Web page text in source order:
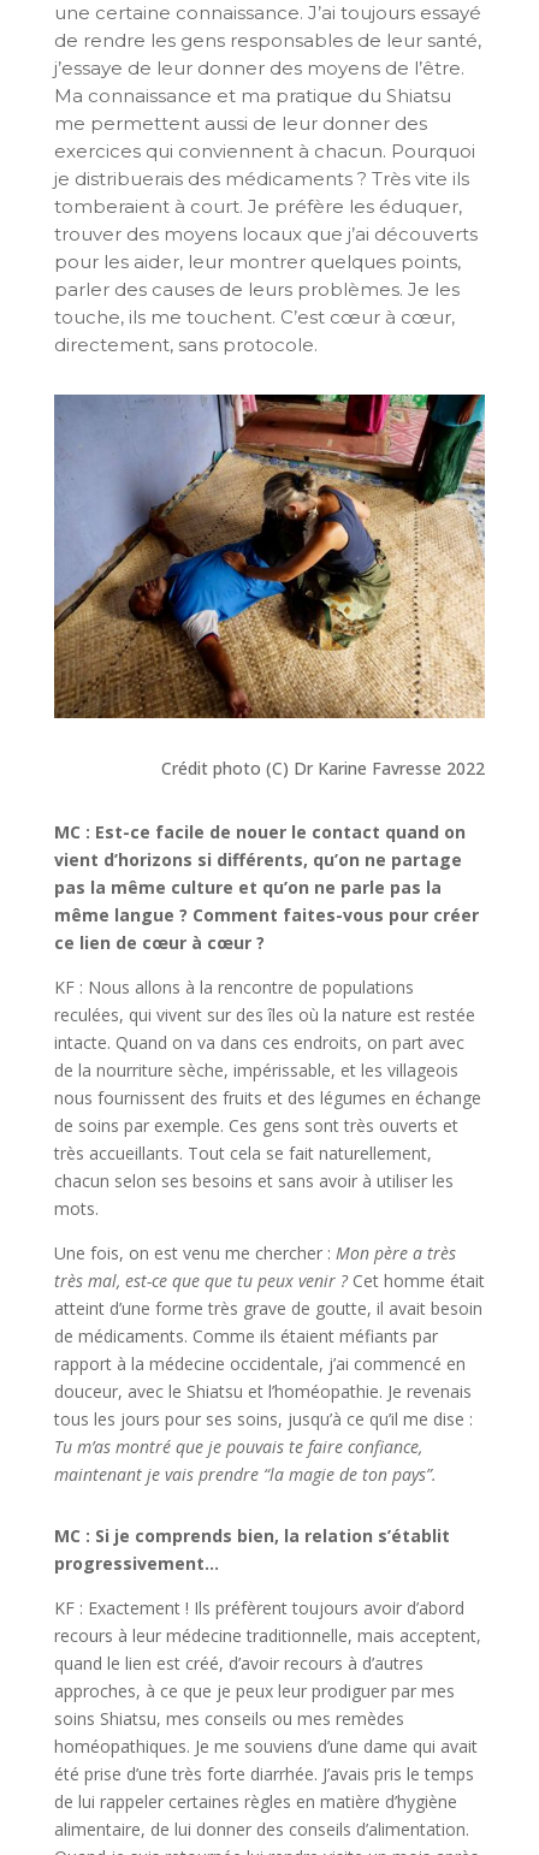
une certaine connaissance. J’ai toujours essayé
de rendre les gens responsables de leur santé,
j’essaye de leur donner des moyens de l’être.
Ma connaissance et ma pratique du Shiatsu
me permettent aussi de leur donner des
exercices qui conviennent à chacun. Pourquoi
je distribuerais des médicaments ? Très vite ils
tomberaient à court. Je préfère les éduquer,
trouver des moyens locaux que j’ai découverts
pour les aider, leur montrer quelques points,
parler des causes de leurs problèmes. Je les
touche, ils me touchent. C’est cœur à cœur,
directement, sans protocole.
Crédit photo (C) Dr Karine Favresse 2022
MC : Est-ce facile de nouer le contact quand on
vient d’horizons si différents, qu’on ne partage
pas la même culture et qu’on ne parle pas la
même langue ? Comment faites-vous pour créer
ce lien de cœur à cœur ?
KF : Nous allons à la rencontre de populations
reculées, qui vivent sur des îles où la nature est restée
intacte. Quand on va dans ces endroits, on part avec
de la nourriture sèche, impérissable, et les villageois
nous fournissent des fruits et des légumes en échange
de soins par exemple. Ces gens sont très ouverts et
très accueillants. Tout cela se fait naturellement,
chacun selon ses besoins et sans avoir à utiliser les
mots.
Une fois, on est venu me chercher : Mon père a très
très mal, est-ce que que tu peux venir ?Cet homme était
atteint d’une forme très grave de goutte, il avait besoin
de médicaments. Comme ils étaient méfiants par
rapport à la médecine occidentale, j’ai commencé en
douceur, avec le Shiatsu et l’homéopathie. Je revenais
tous les jours pour ses soins, jusqu’à ce qu’il me dise :
Tu m’as montré que je pouvais te faire confiance,
maintenant je vais prendre “la magie de ton pays”.
MC : Si je comprends bien, la relation s’établit
progressivement…
KF : Exactement ! Ils préfèrent toujours avoir d’abord
recours à leur médecine traditionnelle, mais acceptent,
quand le lien est créé, d’avoir recours à d’autres
approches, à ce que je peux leur prodiguer par mes
soins Shiatsu, mes conseils ou mes remèdes
homéopathiques. Je me souviens d’une dame qui avait
été prise d’une très forte diarrhée. J’avais pris le temps
de lui rappeler certaines règles en matière d’hygiène
alimentaire, de lui donner des conseils d’alimentation.